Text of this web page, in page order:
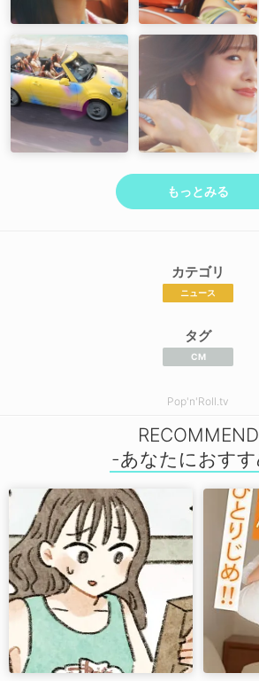
もっとみる
カテゴリ
ニュース
タグ
CM
Pop'n'Roll.tv
RECOMMEND